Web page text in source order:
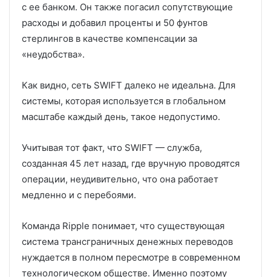
с ее банком. Он также погасил сопутствующие
расходы и добавил проценты и 50 фунтов
стерлингов в качестве компенсации за
«неудобства».
Как видно, сеть SWIFT далеко не идеальна. Для
системы, которая используется в глобальном
масштабе каждый день, такое недопустимо.
Учитывая тот факт, что SWIFT — служба,
созданная 45 лет назад, где вручную проводятся
операции, неудивительно, что она работает
медленно и с перебоями.
Команда Ripple понимает, что существующая
система трансграничных денежных переводов
нуждается в полном пересмотре в современном
технологическом обществе. Именно поэтому